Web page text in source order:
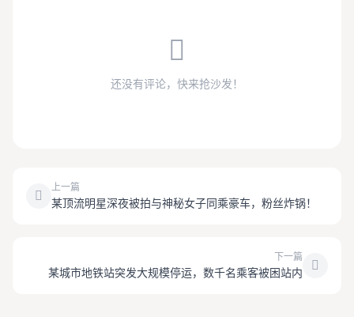
还没有评论，快来抢沙发！
上一篇
某顶流明星深夜被拍与神秘女子同乘豪车，粉丝炸锅！
下一篇
某城市地铁站突发大规模停运，数千名乘客被困站内